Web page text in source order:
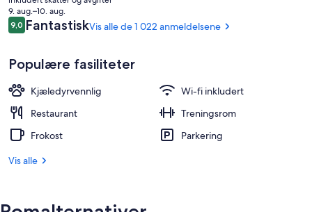
Frokostbuffé hver dag (mot et tillegg)
prisen
er
1 273 kr
9. aug.–10. aug.
Anmeldelser
9,09,0 av 10 –
FantastiskVis alle de 1 022 anmeldelsene
Populære fasiliteter
Kjæledyrvennlig
Wi-fi inkludert
Restaurant
Treningsrom
Frokost
Parkering
Vis alle